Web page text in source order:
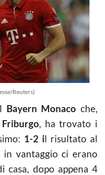
Reuters)
Bayern Monaco che,
Friburgo, ha trovato i
1-2 il risultato al
vantaggio ci erano
casa, dopo appena 4